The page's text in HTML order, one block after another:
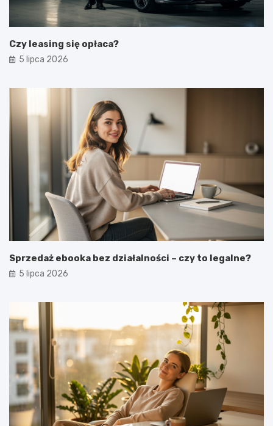
Czy leasing się opłaca?
5 lipca 2026
Sprzedaż ebooka bez działalności – czy to legalne?
5 lipca 2026